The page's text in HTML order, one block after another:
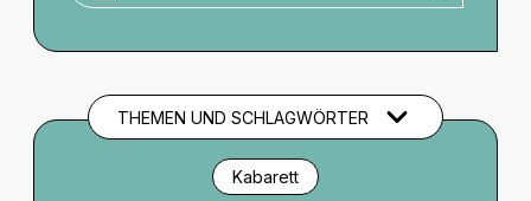
THEMEN UND SCHLAGWÖRTER
Kabarett